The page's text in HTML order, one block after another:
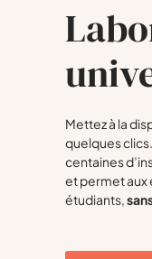
Mettez à la
quelques
centaines
et permet aux
étudiants,